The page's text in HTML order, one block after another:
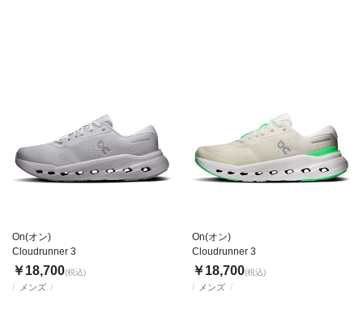
メンズ
On(オン)
Cloudrunner 3
￥18,700(税込)
メンズ
On(オン)
Cloudrunner 3
￥18,700(税込)